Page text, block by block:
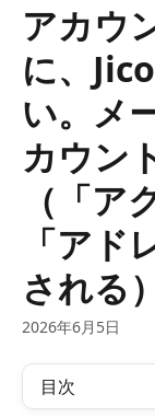
アカウ
に、
い。メ
カウン
（「ア
「アド
される）
2026年6月5日
目次